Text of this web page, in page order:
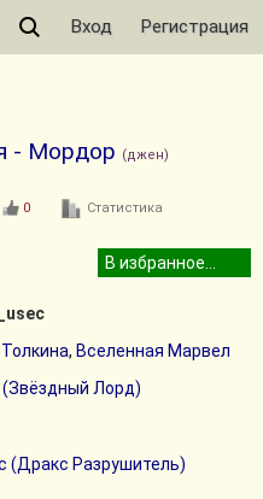
Вход Регистрация
- Мордор (джен)
0 Статистика
, Вселенная Марвел
(Звёздный Лорд)
(Дракс Разрушитель)